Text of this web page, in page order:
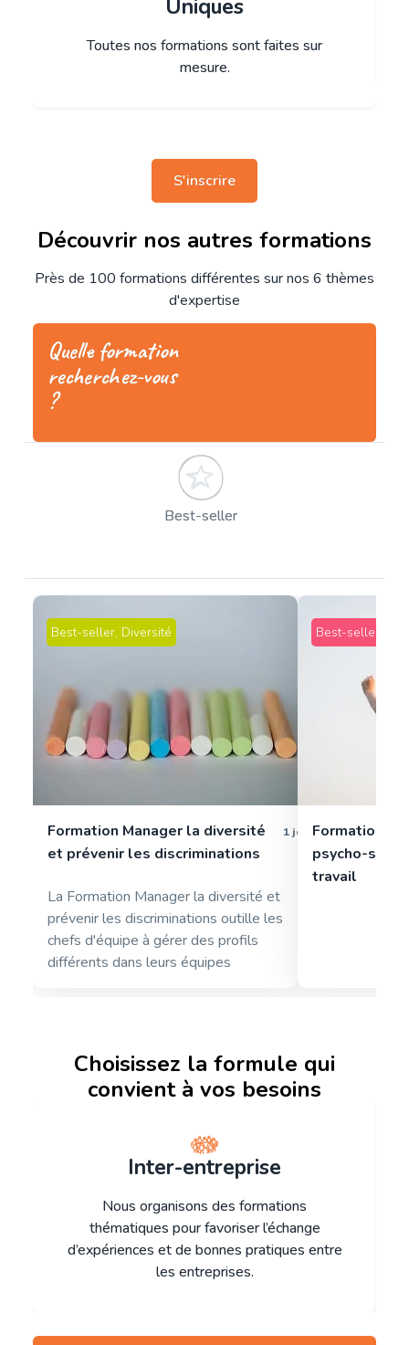
Uniques
Toutes nos formations sont faites sur
mesure.
S'inscrire
Découvrir nos autres formations
Près de 100 formations différentes sur nos 6 thèmes
d'expertise
Quelle formation
recherchez-vous
?
Best-seller
Best-seller, Diversité
Formation Manager la diversité
et prévenir les discriminations
La Formation Manager la diversité et
prévenir les discriminations outille les
chefs d'équipe à gérer des profils
différents dans leurs équipes
1 jour
Best-seller
Formation
psycho-
travail
Choisissez la formule qui
convient à vos besoins
Inter-entreprise
Nous organisons des formations
thématiques pour favoriser l’échange
d’expériences et de bonnes pratiques entre
les entreprises.